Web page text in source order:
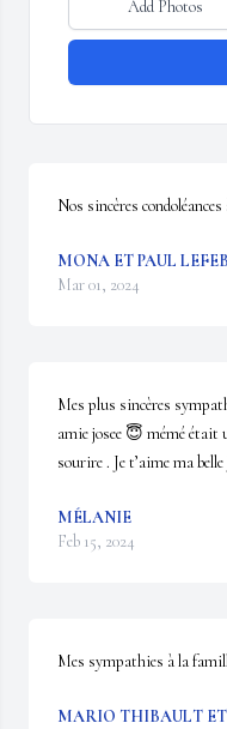
Add Photos
Nos sincères
MONA ET PAUL
Mar 01, 2024
Mes plus sincères
amie josee 😇 mémé était
sourire . Je t’aime ma
MÉLANIE
Feb 15, 2024
Mes sympathies à la
MARIO THIBAULT